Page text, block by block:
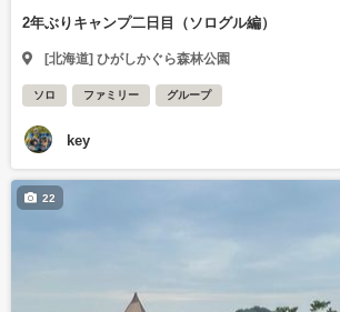
2年ぶりキャンプ二日目（ソログル編）
[北海道] ひがしかぐら森林公園
ソロ ファミリー グループ
key
22